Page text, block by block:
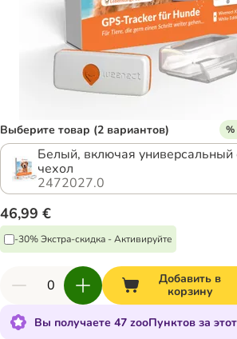
Выберите товар (2 вариантов) %
Белый, включая универсальный
чехол
2472027.0
46,99 €
-30% Экстра-скидка - Активируйте
Добавить в
корзину
Вы получаете 47 zooПунктов за